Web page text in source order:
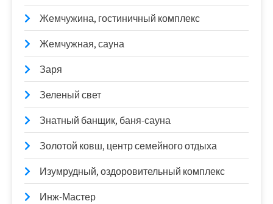
Жемчужина, гостиничный комплекс
Жемчужная, сауна
Заря
Зеленый свет
Знатный банщик, баня-сауна
Золотой ковш, центр семейного отдыха
Изумрудный, оздоровительный комплекс
Инж-Мастер